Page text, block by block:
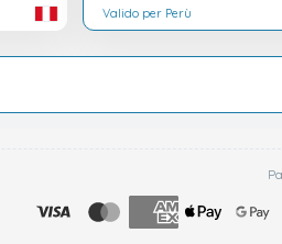
Valido per Perù